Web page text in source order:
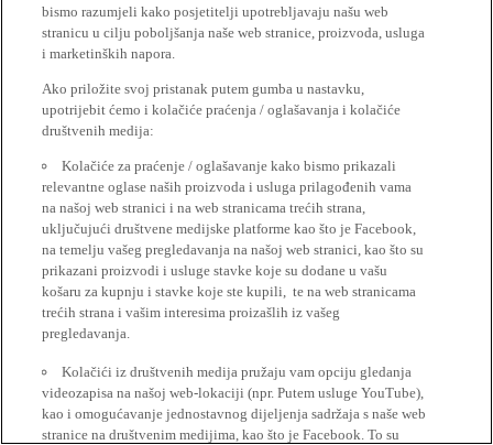
bismo razumjeli kako posjetitelji upotrebljavaju našu web
stranicu u cilju poboljšanja naše web stranice, proizvoda, usluga
i marketinških napora.
Ako priložite svoj pristanak putem gumba u nastavku,
upotrijebit ćemo i kolačiće praćenja / oglašavanja i kolačiće
društvenih medija:
Kolačiće za praćenje / oglašavanje kako bismo prikazali
relevantne oglase naših proizvoda i usluga prilagođenih vama
na našoj web stranici i na web stranicama trećih strana,
uključujući društvene medijske platforme kao što je Facebook,
na temelju vašeg pregledavanja na našoj web stranici, kao što su
prikazani proizvodi i usluge stavke koje su dodane u vašu
košaru za kupnju i stavke koje ste kupili, te na web stranicama
trećih strana i vašim interesima proizašlih iz vašeg
pregledavanja.
Kolačići iz društvenih medija pružaju vam opciju gledanja
videozapisa na našoj web-lokaciji (npr. Putem usluge YouTube),
kao i omogućavanje jednostavnog dijeljenja sadržaja s naše web
stranice na društvenim medijima, kao što je Facebook. To su